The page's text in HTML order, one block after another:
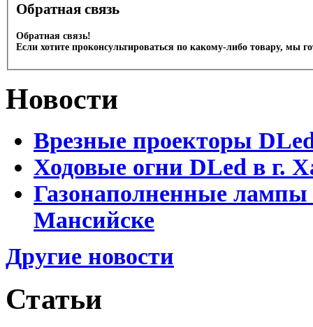
Обратная связь
Обратная связь!
Если хотите проконсультироваться по какому-либо товару, мы
Новости
Врезные проекторы
Ходовые огни DLed в г.
Газонаполненные
Мансийске
Другие новости
Статьи